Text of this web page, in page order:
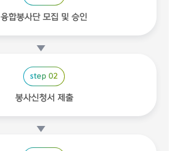
융합봉사단 모집 및 승인
step 02
봉사신청서 제출